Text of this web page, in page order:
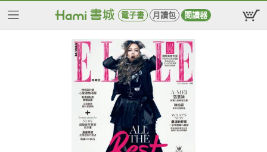
電子書 月讀包 閱讀器